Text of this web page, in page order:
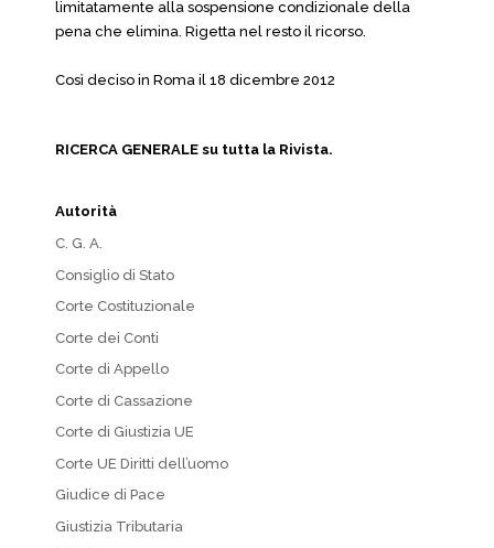
limitatamente alla sospensione condizionale della
pena che elimina. Rigetta nel resto il ricorso.
Così deciso in Roma il 18 dicembre 2012
RICERCA GENERALE su tutta la Rivista.
Autorità
C. G. A.
Consiglio di Stato
Corte Costituzionale
Corte dei Conti
Corte di Appello
Corte di Cassazione
Corte di Giustizia UE
Corte UE Diritti dell’uomo
Giudice di Pace
Giustizia Tributaria